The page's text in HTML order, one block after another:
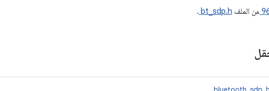
من الملف bt_sdp.h
.